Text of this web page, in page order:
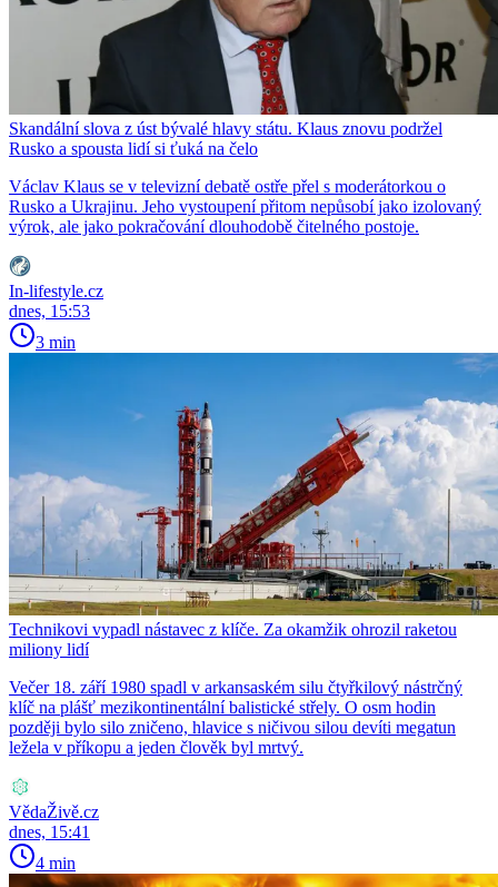
Skandální slova z úst bývalé hlavy státu. Klaus znovu podržel
Rusko a spousta lidí si ťuká na čelo
Václav Klaus se v televizní debatě ostře přel s moderátorkou o
Rusko a Ukrajinu. Jeho vystoupení přitom nepůsobí jako izolovaný
výrok, ale jako pokračování dlouhodobě čitelného postoje.
In-lifestyle.cz
dnes, 15:53
3 min
Technikovi vypadl nástavec z klíče. Za okamžik ohrozil raketou
miliony lidí
Večer 18. září 1980 spadl v arkansaském silu čtyřkilový nástrčný
klíč na plášť mezikontinentální balistické střely. O osm hodin
později bylo silo zničeno, hlavice s ničivou silou devíti megatun
ležela v příkopu a jeden člověk byl mrtvý.
VědaŽivě.cz
dnes, 15:41
4 min